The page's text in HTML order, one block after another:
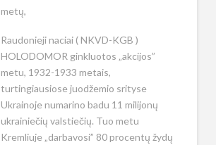
metų,
Raudonieji naciai ( NKVD-KGB )
HOLODOMOR ginkluotos „akcijos”
metu, 1932-1933 metais,
turtingiausiose juodžemio srityse
Ukrainoje numarino badu 11 milijonų
ukrainiečių valstiečių. Tuo metu
Kremliuje „darbavosi” 80 procentų žydų